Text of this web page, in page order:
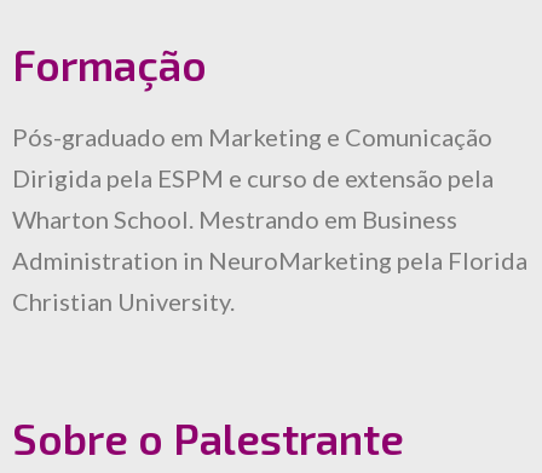
Formação
Pós-graduado em Marketing e Comunicação
Dirigida pela ESPM e curso de extensão pela
Wharton School. Mestrando em Business
Administration in NeuroMarketing pela Florida
Christian University.
Sobre o Palestrante